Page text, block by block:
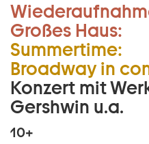
Großes Haus:
Summertime:
Broadway in
Konzert mit
Gershwin u.a.
10+